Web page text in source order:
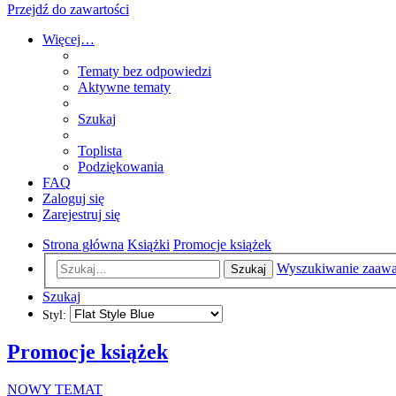
Przejdź do zawartości
Więcej…
Tematy bez odpowiedzi
Aktywne tematy
Szukaj
Toplista
Podziękowania
FAQ
Zaloguj się
Zarejestruj się
Strona główna Książki Promocje książek
Szukaj
Wyszukiwanie
Szukaj
Styl:
Promocje książek
NOWY TEMAT